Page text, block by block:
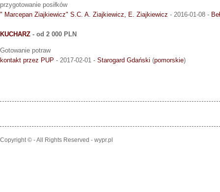
przygotowanie posiłków
" Marcepan Ziajkiewicz" S.C. A. Ziajkiewicz, E. Ziajkiewicz - 2016-01-08 -
KUCHARZ - od 2 000 PLN
Gotowanie potraw
kontakt przez PUP - 2017-02-01 - Starogard Gdański (pomorskie)
Copyright © - All Rights Reserved - wypr.pl